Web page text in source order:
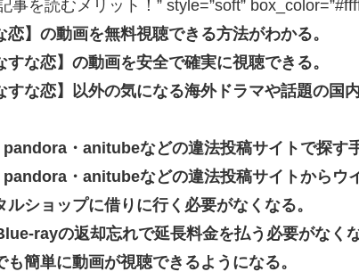
事を読むメリット！” style=”soft”
】の動画を無料視聴できる方法がわかる。
すな恋】の動画を安全で確実に視聴できる。
すな恋】以外の気になる海外ドラマや話題の国
・anitubeなどの違法投稿サイトで探す
・anitubeなどの違法投稿サイトからウ
ルショップに借りに行く必要がなくなる。
rayの返却忘れで延長料金を払う必要がなくな
も簡単に動画が視聴できるようになる。